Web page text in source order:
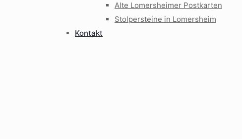
Alte Lomersheimer Postkarten
Stolpersteine in Lomersheim
Kontakt